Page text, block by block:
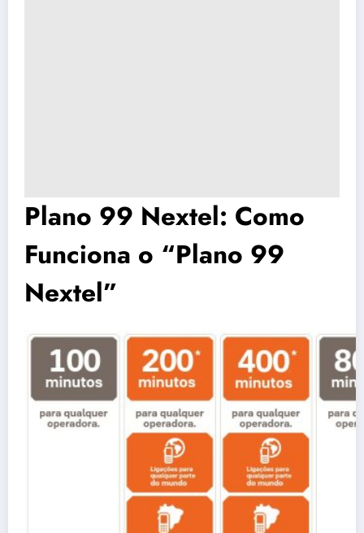
Plano 99 Nextel: Como
Funciona o “Plano 99
Nextel”